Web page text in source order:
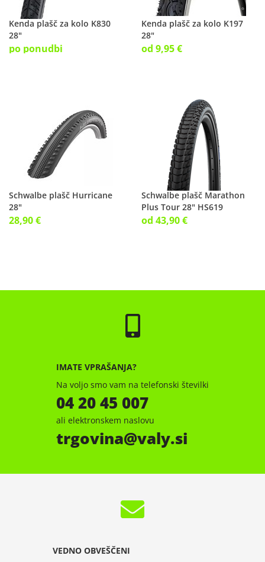
Kenda plašč za kolo K830
28"
po ponudbi
Kenda plašč za kolo K197
28"
od 9,95 €
Schwalbe plašč Hurricane
28"
28,90 €
Schwalbe plašč Marathon
Plus Tour 28" HS619
od 43,90 €
IMATE VPRAŠANJA?
Na voljo smo vam na telefonski številki
04 20 45 007
ali elektronskem naslovu
trgovina valy.si
VEDNO OBVEŠČENI